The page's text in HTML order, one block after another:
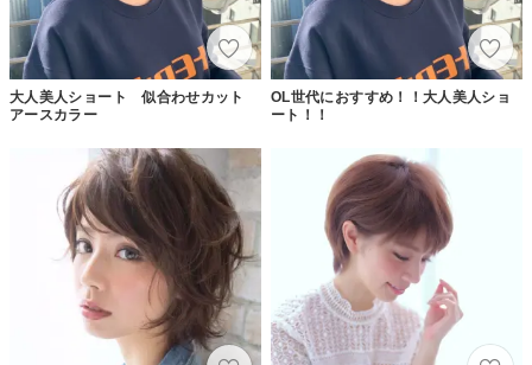
大人美人ショート 似合わせカット
アースカラー
OL世代におすすめ！！大人美人ショ
ート！！